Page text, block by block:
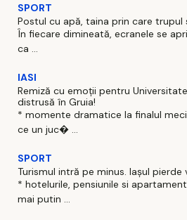
SPORT
Postul cu apă, taina prin care trupul
În fiecare dimineată, ecranele se
ca ...
IASI
Remiză cu emoții pentru
distrusă în Gruia!
* momente dramatice la finalul
ce un juc� ...
SPORT
Turismul intră pe minus. Iașul
* hotelurile, pensiunile si
mai putin ...